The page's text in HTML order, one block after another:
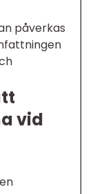
påverkas
vid